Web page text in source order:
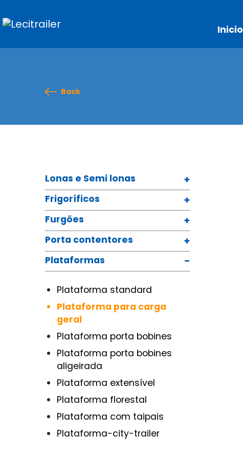
Inicio
Back
Lonas e Semi lonas
Frigoríficos
Furgões
Porta contentores
Plataformas
Plataforma standard
Plataforma para carga
geral
Plataforma porta bobines
Plataforma porta bobines
aligeirada
Plataforma extensível
Plataforma florestal
Plataforma com taipais
Plataforma-city-trailer